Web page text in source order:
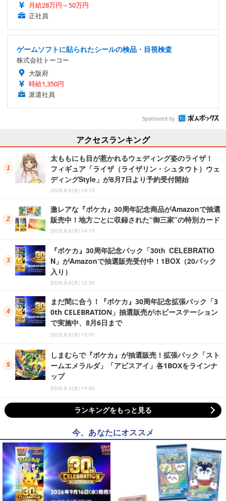
月給28万円～50万円
正社員
ゲームソフトに貼られたシールの検品・目視検査
株式会社トーコー
大阪府
時給1,350円
派遣社員
Sponsored by
アクセスランキング
太ももにも目が惹かれるウェディング姿のライザ！
フィギュア「ライザ（ライザリン・シュタウト）ウェ
ディングStyle」が8月7日より予約受付開始
2026.8.6(木) 19:15
激レアな『ポケカ』30周年記念商品がAmazonで抽選
販売中！地方ごとに収録された“御三家”の特別カード
2026.8.6(木) 14:15
『ポケカ』30周年記念パック「30th CELEBRATIO
N」がAmazonで抽選販売受付中！1BOX（20パック
入り）
2026.8.6(木) 12:30
まだ間に合う！『ポケカ』30周年記念拡張パック「3
0th CELEBRATION」抽選販売がホビーステーション
で実施中、8月6日まで
2026.8.6(木) 12:00
しまむらで『ポケカ』が抽選販売！拡張パック「スト
ームエメラルダ」「アビスアイ」各1BOXをラインナ
ップ
2026.8.5(水) 14:00
ランキングをもっと見る
今、あなたにオススメ